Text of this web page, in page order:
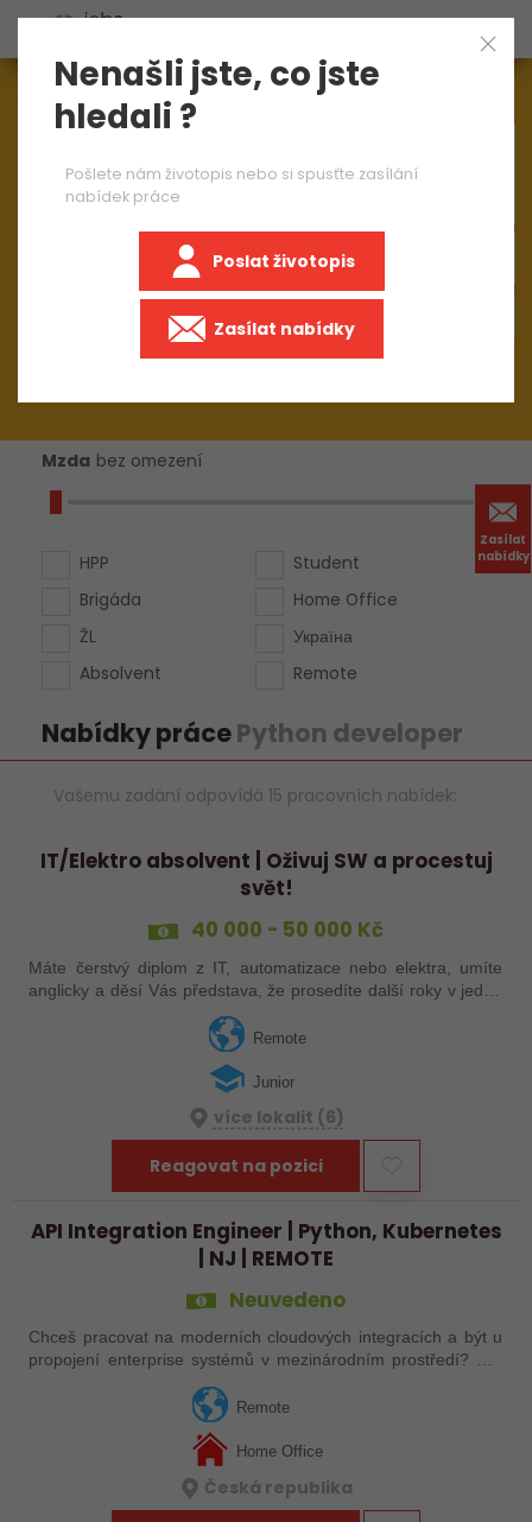
Zasílat
nabídky
Aktuálně1544nabídek práce
Mzda bez omezení
HPP
Brigáda
ŽL
Absolvent
Student
Home Office
Україна
Remote
Nabídky prácePython developer
Vašemu zadání odpovídá 15 pracovních nabídek:
IT/Elektro absolvent | Oživuj SW a procestuj
svět!
40 000 - 50 000 Kč
Máte čerstvý diplom z IT, automatizace nebo elektra, umíte
anglicky a děsí Vás představa, že prosedíte další roky v jedné
Remote
Junior
více lokalit (6)
Reagovat na pozici
API Integration Engineer | Python, Kubernetes
| NJ | REMOTE
Neuvedeno
Chceš pracovat na moderních cloudových integracích a být u
propojení enterprise systémů v mezinárodním prostředí? Pro
technicky zaměřeného…
Remote
Home Office
Česká republika
Nenašli jste, co jste
hledali ?
Pošlete nám životopis nebo si spusťte zasílání
nabídek práce
Poslat životopis
Zasílat nabídky